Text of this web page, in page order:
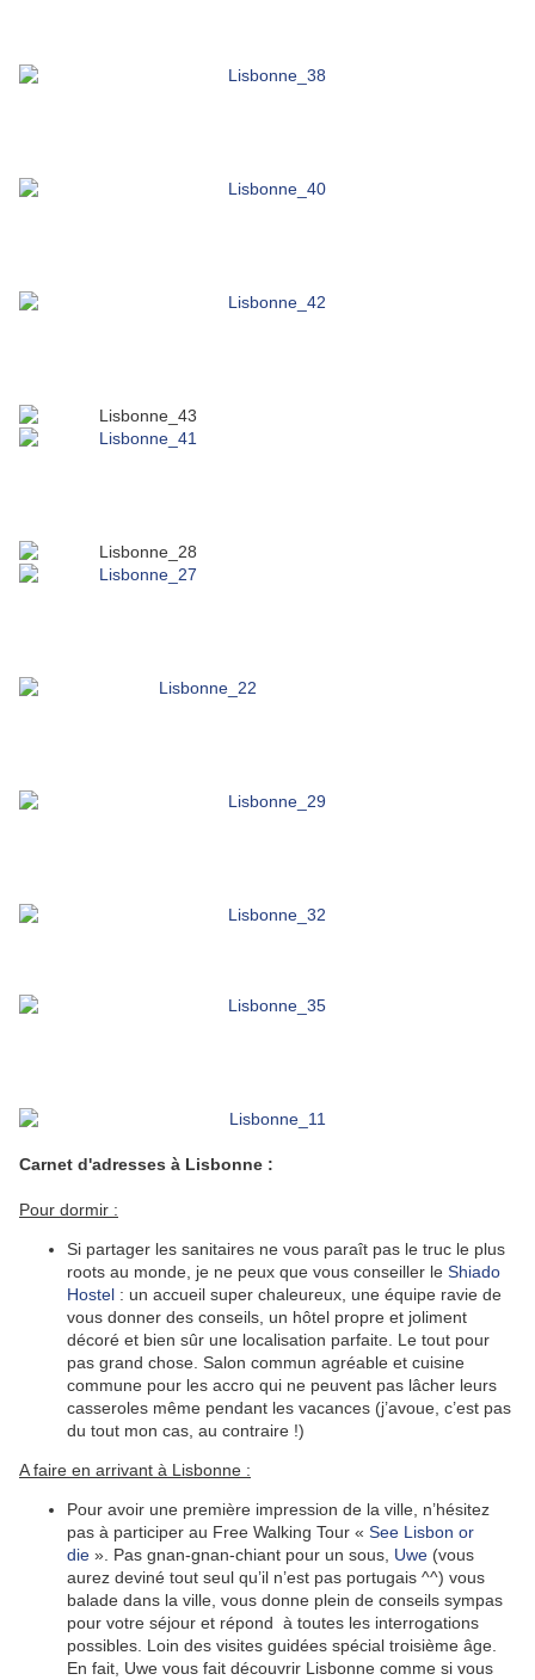
Carnet d'adresses à Lisbonne :
Pour dormir :
Si partager les sanitaires ne vous paraît pas le truc le plus
roots au monde, je ne peux que vous conseiller le Shiado
Hostel : un accueil super chaleureux, une équipe ravie de
vous donner des conseils, un hôtel propre et joliment
décoré et bien sûr une localisation parfaite. Le tout pour
pas grand chose. Salon commun agréable et cuisine
commune pour les accro qui ne peuvent pas lâcher leurs
casseroles même pendant les vacances (j’avoue, c’est pas
du tout mon cas, au contraire !)
A faire en arrivant à Lisbonne :
Pour avoir une première impression de la ville, n’hésitez
pas à participer au Free Walking Tour « See Lisbon or
die ». Pas gnan-gnan-chiant pour un sous, Uwe (vous
aurez deviné tout seul qu’il n’est pas portugais ^^) vous
balade dans la ville, vous donne plein de conseils sympas
pour votre séjour et répond à toutes les interrogations
possibles. Loin des visites guidées spécial troisième âge.
En fait, Uwe vous fait découvrir Lisbonne comme si vous